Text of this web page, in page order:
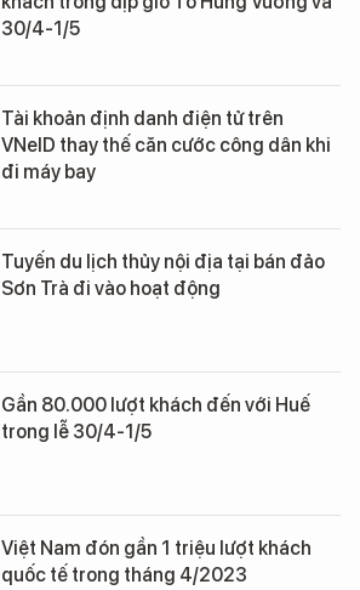
30/4-1/5
Tài khoản định danh điện tử trên
VNeID thay thế căn cước công dân khi
đi máy bay
Tuyến du lịch thủy nội địa tại bán đảo
Sơn Trà đi vào hoạt động
Gần 80.000 lượt khách đến với Huế
trong lễ 30/4-1/5
Việt Nam đón gần 1 triệu lượt khách
quốc tế trong tháng 4/2023